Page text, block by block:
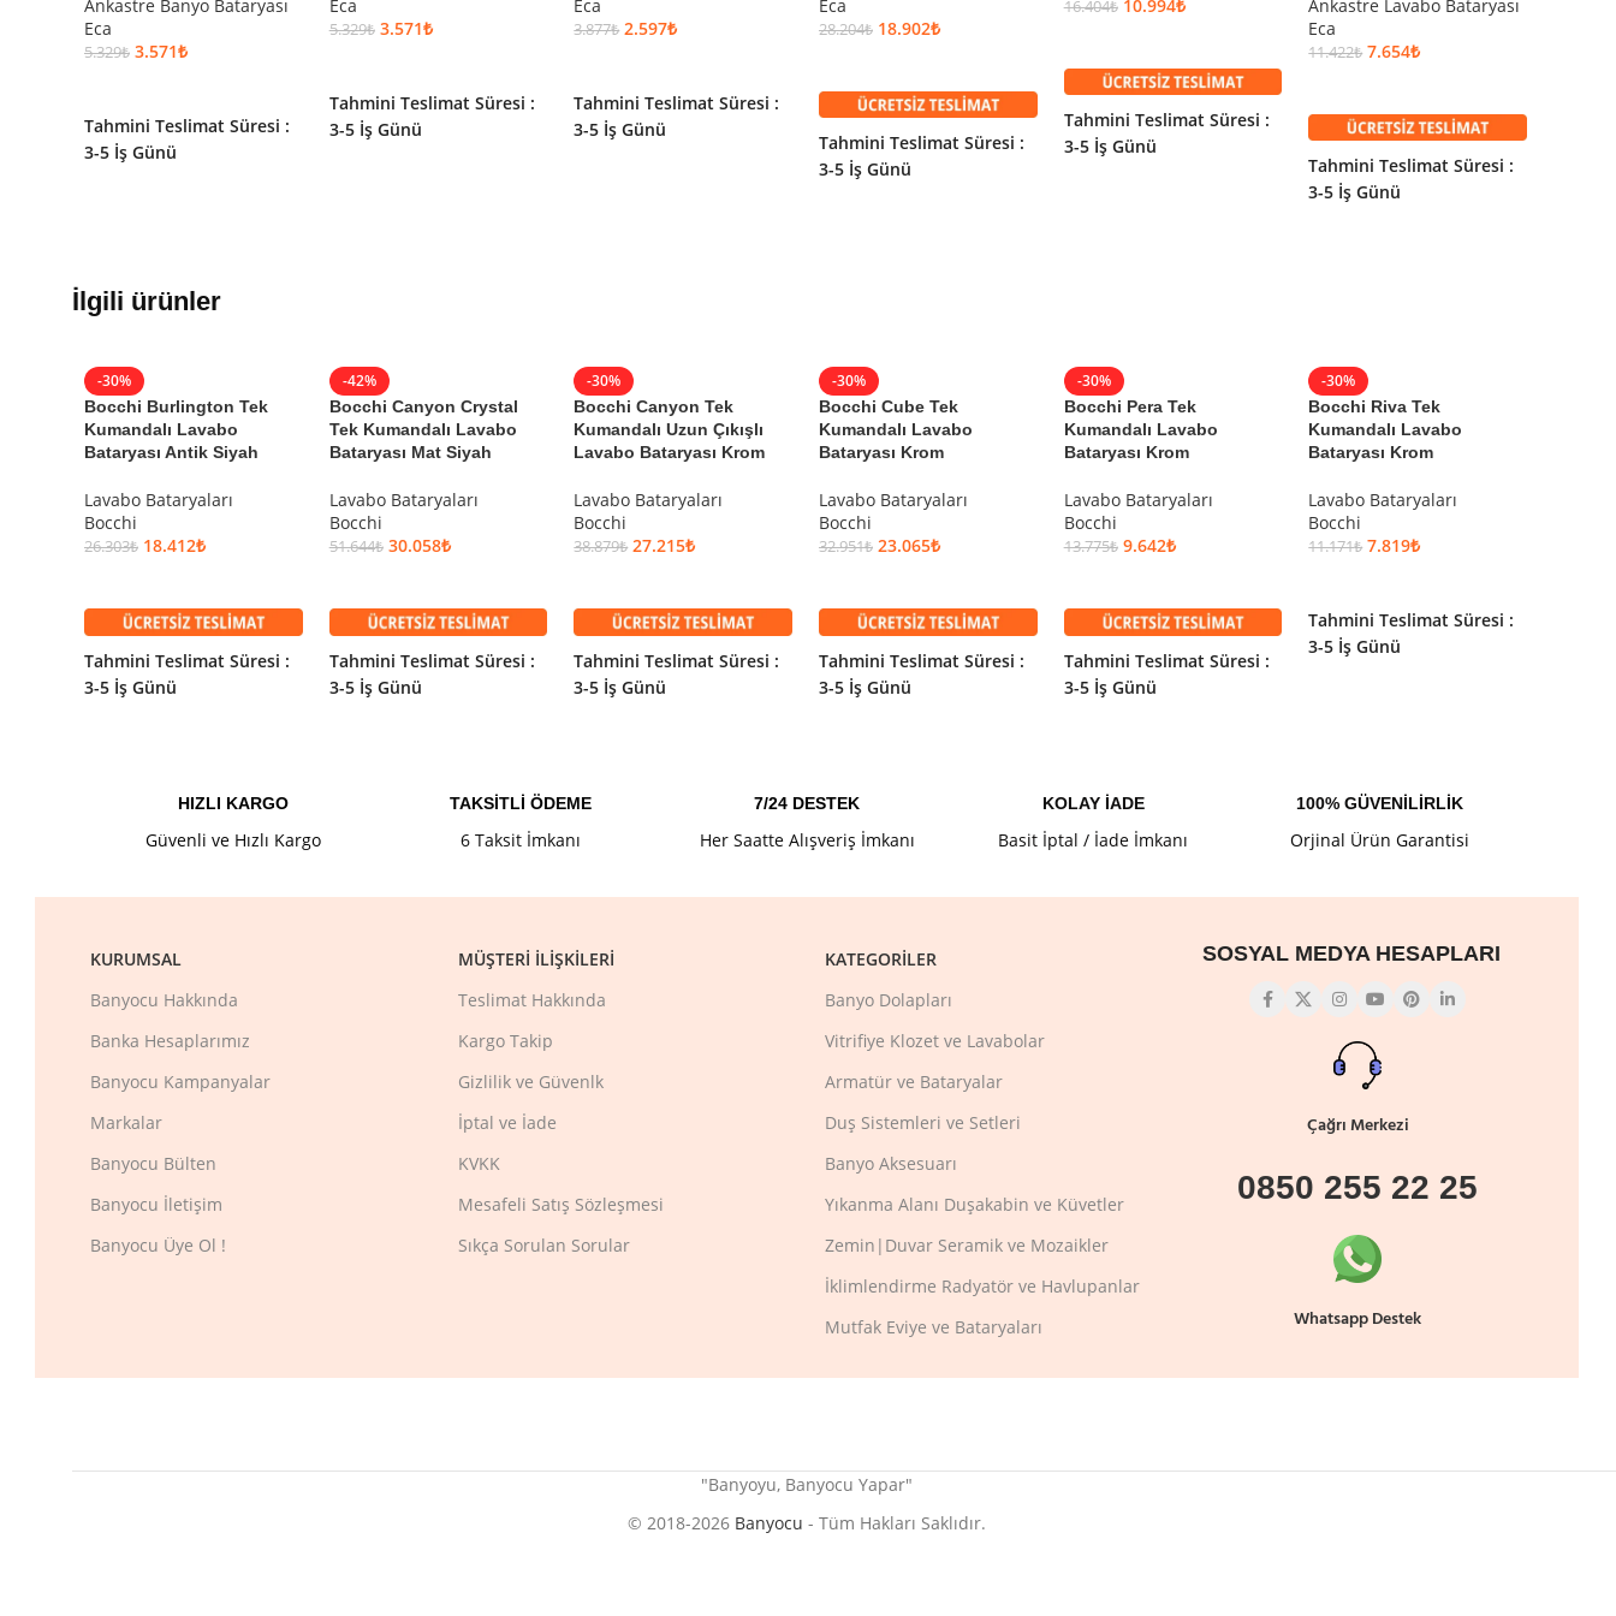
Kargo teslim süreleri, kargoya veriliş tarihinden itibaren mesafelere göre değişiklik gösterebilir.
Kargo teslimatlarında mesafelerden dolayı oluşabilecek
Aksi durumlarda ürünlerin
Size İlham ve Destek Vermemize İzin Verin
Banyocu.com.trweb sitesimizde bulunan 0850 255 22 25noluWhatsApp Çağrı Merkezi Merkezi hattımızdan
banyo ve mutfak tasarımlarınız için yaratıcı fikirlerveönerilerbulabilirsiniz.
Bilinmesi gereken: Biz satış sonrasında da güvenilir bir iş ortağız.
ECA Myra Dokunmatik Lavabo Bataryası
Ankastre Banyo Bataryası
Eca
5.329₺ 3.571₺
Tahmini Teslimat Süresi :
3-5 İş Günü
Eca
5.329₺ 3.571₺
Tahmini Teslimat Süresi :
3-5 İş Günü
Eca
3.877₺ 2.597₺
Tahmini Teslimat Süresi :
3-5 İş Günü
Eca
28.204₺ 18.902₺
Tahmini Teslimat Süresi :
3-5 İş Günü
16.404₺ 10.994₺
Tahmini Teslimat Süresi :
3-5 İş Günü
Ankastre Lavabo Bataryası
Eca
11.422₺ 7.654₺
Tahmini Teslimat Süresi :
3-5 İş Günü
İlgili ürünler
-30%
Bocchi Burlington Tek
Kumandalı Lavabo
Bataryası Antik Siyah
Lavabo Bataryaları
Bocchi
26.303₺ 18.412₺
Tahmini Teslimat Süresi :
3-5 İş Günü
-42%
Bocchi Canyon Crystal
Tek Kumandalı Lavabo
Bataryası Mat Siyah
Lavabo Bataryaları
Bocchi
51.644₺ 30.058₺
Tahmini Teslimat Süresi :
3-5 İş Günü
-30%
Bocchi Canyon Tek
Kumandalı Uzun Çıkışlı
Lavabo Bataryası Krom
Lavabo Bataryaları
Bocchi
38.879₺ 27.215₺
Tahmini Teslimat Süresi :
3-5 İş Günü
-30%
Bocchi Cube Tek
Kumandalı Lavabo
Bataryası Krom
Lavabo Bataryaları
Bocchi
32.951₺ 23.065₺
Tahmini Teslimat Süresi :
3-5 İş Günü
-30%
Bocchi Pera Tek
Kumandalı Lavabo
Bataryası Krom
Lavabo Bataryaları
Bocchi
13.775₺ 9.642₺
Tahmini Teslimat Süresi :
3-5 İş Günü
-30%
Bocchi Riva Tek
Kumandalı Lavabo
Bataryası Krom
Lavabo Bataryaları
Bocchi
11.171₺ 7.819₺
Tahmini Teslimat Süresi :
3-5 İş Günü
HIZLI KARGO
Güvenli ve Hızlı Kargo
TAKSİTLİ ÖDEME
6 Taksit İmkanı
7/24 DESTEK
Her Saatte Alışveriş İmkanı
KOLAY İADE
Basit İptal / İade İmkanı
100% GÜVENİLİRLİK
Orjinal Ürün Garantisi
KURUMSAL
Banyocu Hakkında
Banka Hesaplarımız
Banyocu Kampanyalar
Markalar
Banyocu Bülten
Banyocu İletişim
Banyocu Üye Ol !
MÜŞTERI İLIŞKILERI
Teslimat Hakkında
Kargo Takip
Gizlilik ve Güvenlk
İptal ve İade
KVKK
Mesafeli Satış Sözleşmesi
Sıkça Sorulan Sorular
KATEGORILER
Banyo Dolapları
Vitrifiye Klozet ve Lavabolar
Armatür ve Bataryalar
Duş Sistemleri ve Setleri
Banyo Aksesuarı
Yıkanma Alanı Duşakabin ve Küvetler
Zemin|Duvar Seramik ve Mozaikler
İklimlendirme Radyatör ve Havlupanlar
Mutfak Eviye ve Bataryaları
SOSYAL MEDYA HESAPLARI
Çağrı Merkezi
0850 255 22 25
Whatsapp Destek
"Banyoyu, Banyocu Yapar"
© 2018-2026 Banyocu - Tüm Hakları Saklıdır.